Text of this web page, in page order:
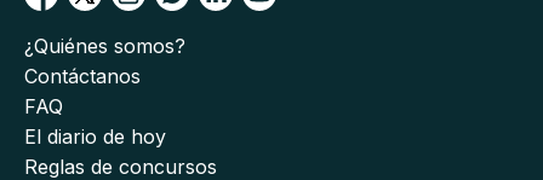
¿Quiénes somos?
Contáctanos
FAQ
El diario de hoy
Reglas de concursos